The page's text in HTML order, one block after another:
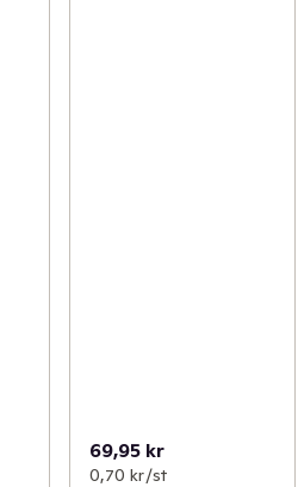
69,95 kr
0,70 kr /st